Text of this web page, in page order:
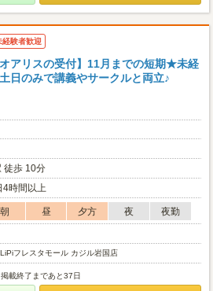
経験者歓迎
オアリスの受付】11月までの短期★未経
日のみで講義やサークルと両立♪
徒歩 10分
4時間以上
朝 昼 夕方 夜
夜勤
フレスタモール カジル岩国店
掲載終了まであと37日